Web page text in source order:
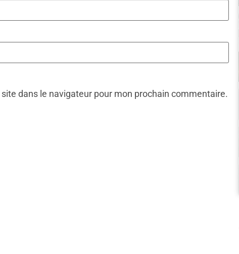
dans le navigateur pour mon prochain commentaire.